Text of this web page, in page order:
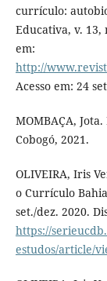
currículo:
Educativa, v. 13,
em:
http://
Acesso em: 24
MOMBAÇA,
Cobogó, 2021.
OLIVEIRA, Iris
o Currículo
set./dez. 2020.
https://
estudos/article/